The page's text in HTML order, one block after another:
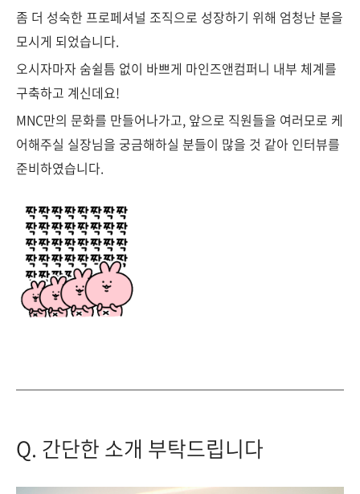
좀 더 성숙한 프로페셔널 조직으로 성장하기 위해 엄청난 분을
모시게 되었습니다.
오시자마자 숨쉴틈 없이 바쁘게 마인즈앤컴퍼니 내부 체계를
구축하고 계신데요!
MNC만의 문화를 만들어나가고, 앞으로 직원들을 여러모로 케
어해주실 실장님을 궁금해하실 분들이 많을 것 같아 인터뷰를
준비하였습니다.
Q. 간단한 소개 부탁드립니다